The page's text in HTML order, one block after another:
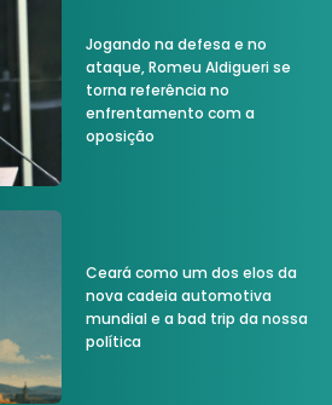
Jogando na defesa e no
ataque, Romeu Aldigueri se
torna referência no
enfrentamento com a
oposição
Ceará como um dos elos da
nova cadeia automotiva
mundial e a bad trip da nossa
política